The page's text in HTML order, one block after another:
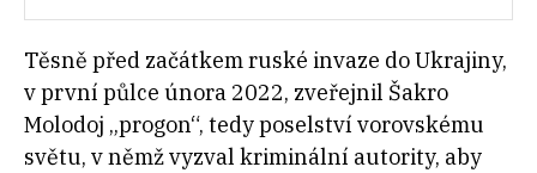
Těsně před začátkem ruské invaze do Ukrajiny,
v první půlce února 2022, zveřejnil Šakro
Molodoj „progon“, tedy poselství vorovskému
světu, v němž vyzval kriminální autority, aby